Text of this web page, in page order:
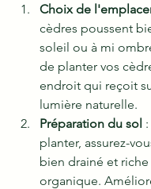
Choix de
cèdres poussent
soleil ou à mi
de planter vos
endroit qui reçoit
lumière naturelle.
Préparation du sol
planter, assurez-
bien drainé et
organique.